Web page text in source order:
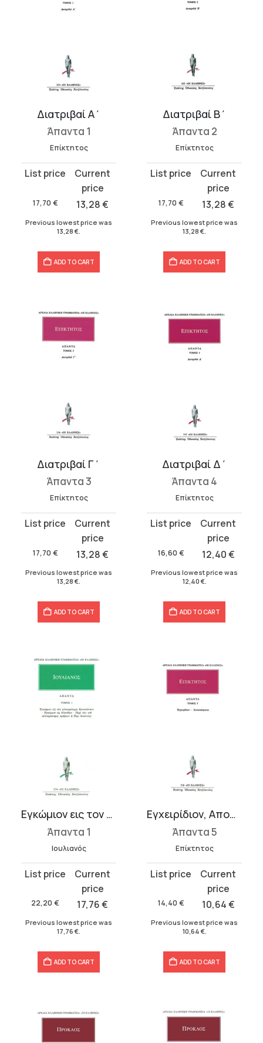
Διατριβαί Α΄
Άπαντα 1
Επίκτητος
17,70 €
Original
was:
13,28€
Current
Previous lowest price was
13,28 €
ADD TO CART
Διατριβαί Β΄
Άπαντα 2
Επίκτητος
17,70 €
Original
was:
13,28€
Current
Previous lowest price was
13,28 €
ADD TO CART
Διατριβαί Γ΄
Άπαντα 3
Επίκτητος
17,70 €
Original
was:
17,70 €.
13,28€
Current
13,28 €.
Previous lowest price was
13,28 €.
ADD TO CART
Διατριβαί Δ΄
Άπαντα 4
Επίκτητος
16,60 €
Original
was:
16,60 €.
12,40€
Current
12,40 €.
Previous lowest price was
12,40 €.
ADD TO CART
Εγκώμιον εις τον αυτοκράτορα Κωνστάντιον, Ευσεβείας της βασιλίδο...
Άπαντα 1
Ιουλιανός
22,20 €
Original
was:
22,20 €.
17,76€
Current
17,76 €.
Previous lowest price was
17,76 €.
ADD TO CART
Εγχειρίδιον, Αποσπάσματα
Άπαντα 5
Επίκτητος
14,40 €
Original
was:
14,40 €.
10,64€
Current
10,64 €.
Previous lowest price was
10,64 €.
ADD TO CART